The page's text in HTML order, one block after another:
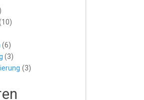
(6)
(3)
(3)